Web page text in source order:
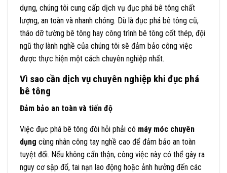
dựng, chúng tôi cung cấp dịch vụ đục phá bê tông chất
lượng, an toàn và nhanh chóng. Dù là đục phá bê tông cũ,
tháo dỡ tường bê tông hay công trình bê tông cốt thép, đội
ngũ thợ lành nghề của chúng tôi sẽ đảm bảo công việc
được thực hiện một cách chuyên nghiệp nhất.
Vì sao cần dịch vụ chuyên nghiệp khi đục phá
bê tông
Đảm bảo an toàn và tiến độ
Việc đục phá bê tông đòi hỏi phải có máy móc chuyên
dụng cùng nhân công tay nghề cao để đảm bảo an toàn
tuyệt đối. Nếu không cẩn thận, công việc này có thể gây ra
nguy cơ sập đổ, tai nạn lao động hoặc ảnh hưởng đến các